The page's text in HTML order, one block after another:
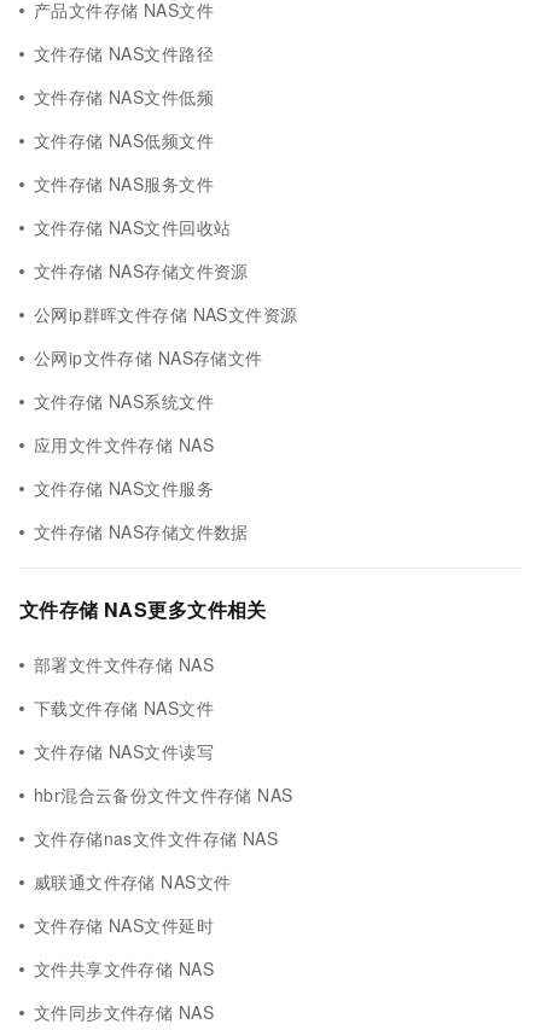
产品文件存储 NAS文件
文件存储 NAS文件路径
文件存储 NAS文件低频
文件存储 NAS低频文件
文件存储 NAS服务文件
文件存储 NAS文件回收站
文件存储 NAS存储文件资源
公网ip群晖文件存储 NAS文件资源
公网ip文件存储 NAS存储文件
文件存储 NAS系统文件
应用文件文件存储 NAS
文件存储 NAS文件服务
文件存储 NAS存储文件数据
文件存储 NAS更多文件相关
部署文件文件存储 NAS
下载文件存储 NAS文件
文件存储 NAS文件读写
hbr混合云备份文件文件存储 NAS
文件存储nas文件文件存储 NAS
威联通文件存储 NAS文件
文件存储 NAS文件延时
文件共享文件存储 NAS
文件同步文件存储 NAS